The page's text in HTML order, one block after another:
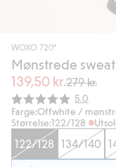
WOXO 720°
Mønstrede
139,50 kr.279 kr.
5.0
Farge:Offwhite /
Størrelse:122/128
122/128 134/140